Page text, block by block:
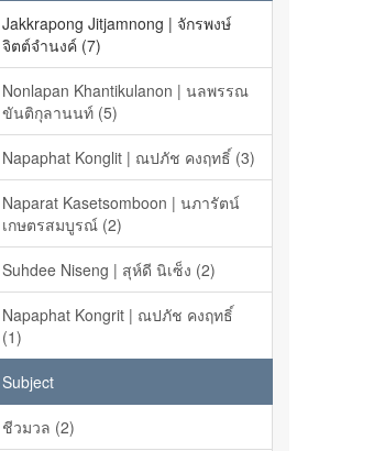
Jakkrapong Jitjamnong | จักรพงษ์
จิตต์จำนงค์ (7)
Nonlapan Khantikulanon | นลพรรณ
ขันติกุลานนท์ (5)
Napaphat Konglit | ณปภัช คงฤทธิ์ (3)
Naparat Kasetsomboon | นภารัตน์
เกษตรสมบูรณ์ (2)
Suhdee Niseng | สุห์ดี นิเซ็ง (2)
Napaphat Kongrit | ณปภัช คงฤทธิ์
(1)
Subject
ชีวมวล (2)